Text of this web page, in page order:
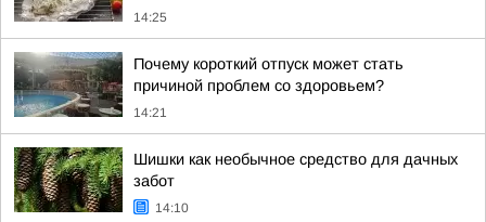
14:25
Почему короткий отпуск может стать
причиной проблем со здоровьем?
14:21
Шишки как необычное средство для дачных
забот
14:10